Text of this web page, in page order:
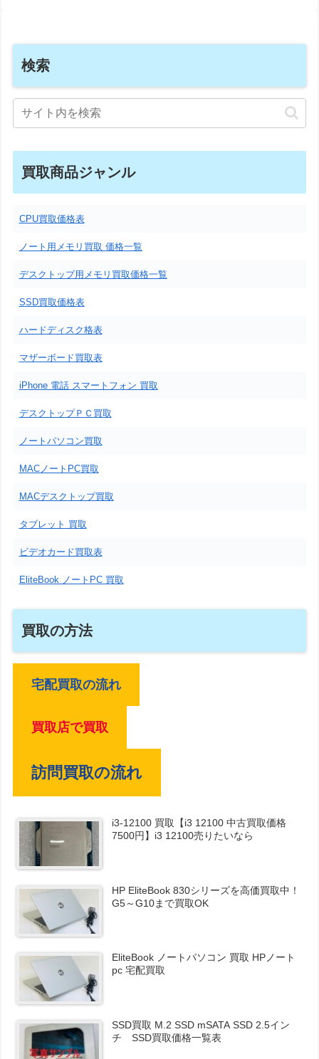
検索
買取商品ジャンル
CPU買取価格表
ノート用メモリ買取 価格一覧
デスクトップ用メモリ買取価格一覧
SSD買取価格表
ハードディスク格表
マザーボード買取表
iPhone 電話 スマートフォン 買取
デスクトップＰＣ買取
ノートパソコン買取
MACノートPC買取
MACデスクトップ買取
タブレット 買取
ビデオカード買取表
EliteBook ノートPC 買取
買取の方法
宅配買取の流れ
買取店で買取
訪問買取の流れ
i3-12100 買取【i3 12100 中古買取価格
7500円】i3 12100売りたいなら
HP EliteBook 830シリーズを高価買取中！
G5～G10まで買取OK
EliteBook ノートパソコン 買取 HPノート
pc 宅配買取
SSD買取 M.2 SSD mSATA SSD 2.5イン
チ SSD買取価格一覧表